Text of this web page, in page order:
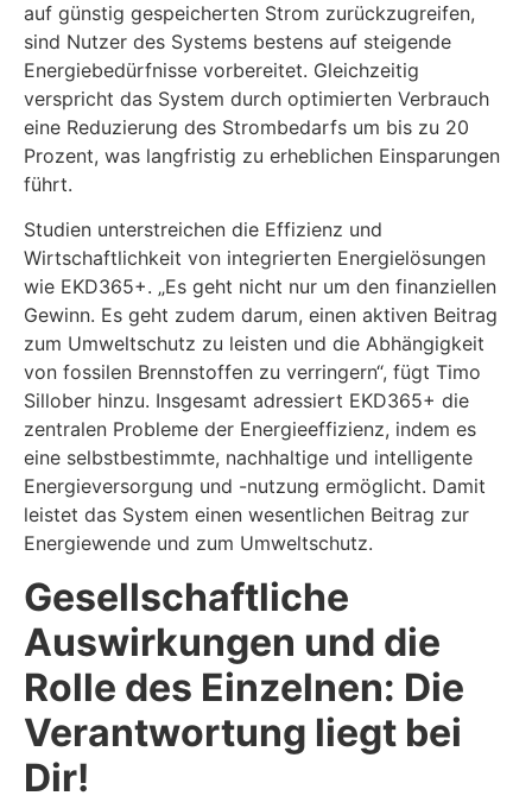
auf günstig gespeicherten Strom zurückzugreifen,
sind Nutzer des Systems bestens auf steigende
Energiebedürfnisse vorbereitet. Gleichzeitig
verspricht das System durch optimierten Verbrauch
eine Reduzierung des Strombedarfs um bis zu 20
Prozent, was langfristig zu erheblichen Einsparungen
führt.
Studien unterstreichen die Effizienz und
Wirtschaftlichkeit von integrierten Energielösungen
wie EKD365+. „Es geht nicht nur um den finanziellen
Gewinn. Es geht zudem darum, einen aktiven Beitrag
zum Umweltschutz zu leisten und die Abhängigkeit
von fossilen Brennstoffen zu verringern“, fügt Timo
Sillober hinzu. Insgesamt adressiert EKD365+ die
zentralen Probleme der Energieeffizienz, indem es
eine selbstbestimmte, nachhaltige und intelligente
Energieversorgung und -nutzung ermöglicht. Damit
leistet das System einen wesentlichen Beitrag zur
Energiewende und zum Umweltschutz.
Gesellschaftliche
Auswirkungen und die
Rolle des Einzelnen: Die
Verantwortung liegt bei
Dir!